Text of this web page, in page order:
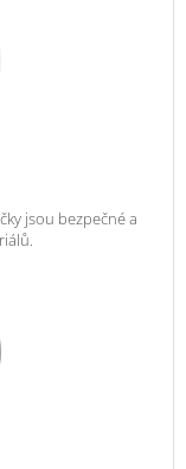
jsou bezpečné a